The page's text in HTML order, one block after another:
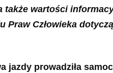
wartości
Człowieka
jazdy prowadziła